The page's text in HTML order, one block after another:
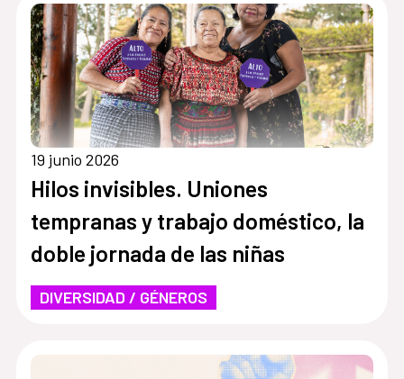
19 junio 2026
Hilos invisibles. Uniones
tempranas y trabajo doméstico, la
doble jornada de las niñas
DIVERSIDAD / GÉNEROS